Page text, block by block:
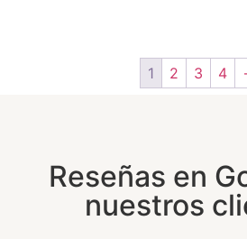
1 2 3 4
Reseñas en
nuestros